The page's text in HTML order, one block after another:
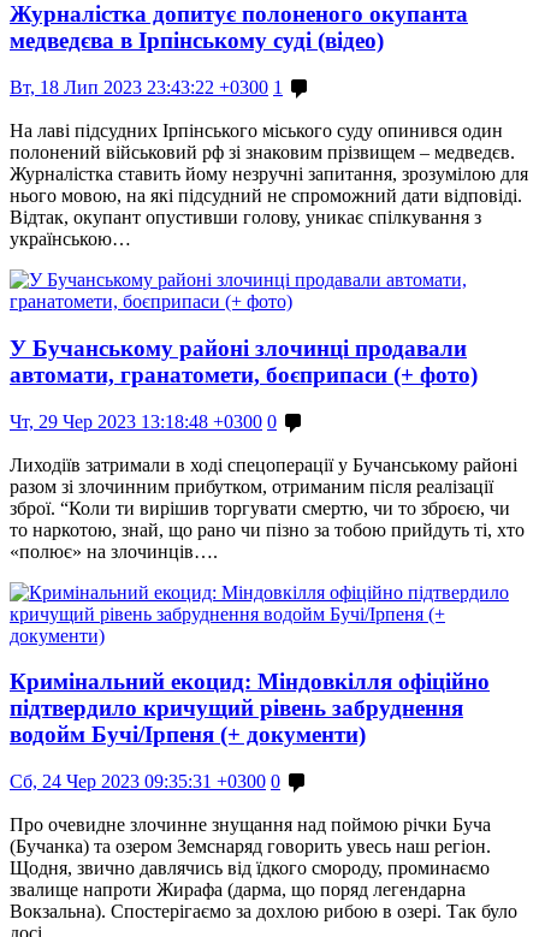
Журналістка допитує полоненого окупанта
медведєва в Ірпінському суді (відео)
Вт, 18 Лип 2023 23:43:22 +0300 1
На лаві підсудних Ірпінського міського суду опинився один
полонений військовий рф зі знаковим прізвищем – медведєв.
Журналістка ставить йому незручні запитання, зрозумілою для
нього мовою, на які підсудний не спроможний дати відповіді.
Відтак, окупант опустивши голову, уникає спілкування з
українською…
У Бучанському районі злочинці продавали
автомати, гранатомети, боєприпаси (+ фото)
Чт, 29 Чер 2023 13:18:48 +0300 0
Лиходіїв затримали в ході спецоперації у Бучанському районі
разом зі злочинним прибутком, отриманим після реалізації
зброї. “Коли ти вирішив торгувати смертю, чи то зброєю, чи
то наркотою, знай, що рано чи пізно за тобою прийдуть ті, хто
«полює» на злочинців….
Кримінальний екоцид: Міндовкілля офіційно
підтвердило кричущий рівень забруднення
водойм Бучі/Ірпеня (+ документи)
Сб, 24 Чер 2023 09:35:31 +0300 0
Про очевидне злочинне знущання над поймою річки Буча
(Бучанка) та озером Земснаряд говорить увесь наш регіон.
Щодня, звично давлячись від їдкого смороду, проминаємо
звалище напроти Жирафа (дарма, що поряд легендарна
Вокзальна). Спостерігаємо за дохлою рибою в озері. Так було
досі….